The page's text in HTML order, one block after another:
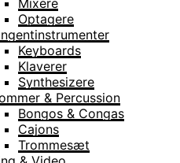
Mixere
Optagere
Keyboards
Klaverer
Synthesizere
& Percussion
Bongos & Congas
Cajons
Trommesæt